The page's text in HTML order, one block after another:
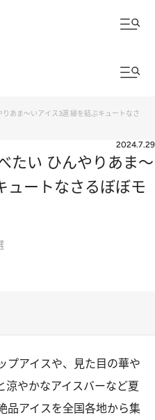
りあま～いアイス3選 縁を結ぶキュートなさ
2024.7.29
たい ひんやりあま～
ュートなさるぼぼモ
アイスや、見た目の華や
涼やかなアイスバーなど夏
品アイスを全国各地から集